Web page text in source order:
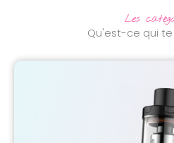
Les
Qu'est-ce qui te